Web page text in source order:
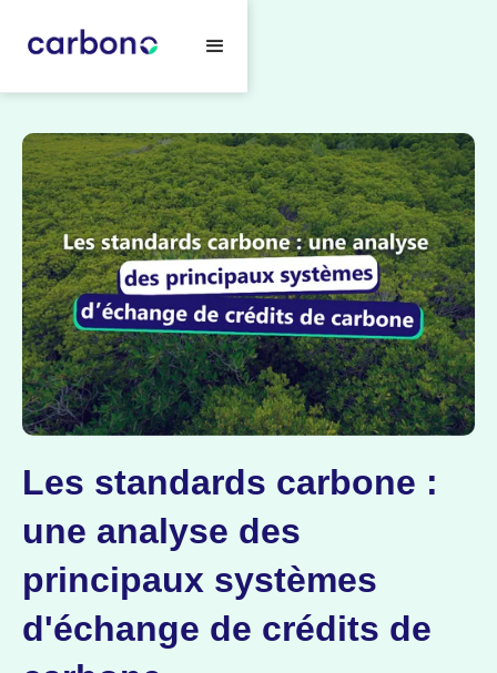
Les standards carbone :
une analyse des
principaux systèmes
d'échange de crédits de